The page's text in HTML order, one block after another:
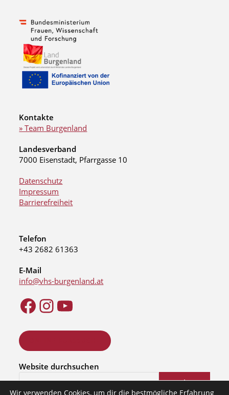
Kontakte
» Team Burgenland
Landesverband
7000 Eisenstadt, Pfarrgasse 10
Datenschutz
Impressum
Barrierefreiheit
Telefon
+43 2682 61363
E-Mail
info@vhs-burgenland.at
Website durchsuchen
Suchen
Wir verwenden Cookies, um dir die bestmögliche Erfahrung